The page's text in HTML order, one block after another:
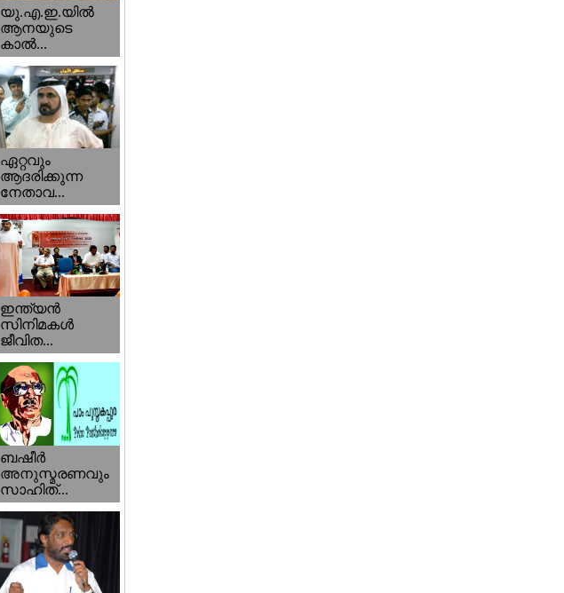
യു.എ.ഇ.യില്‍
ആനയുടെ
കാല്‍...
ഏറ്റവും
ആദരിക്കുന്ന
നേതാവ...
ഇന്ത്യന്‍
സിനിമകള്‍
ജീവിത...
ബഷീര്‍
അനുസ്മരണവും
സാഹിത്...